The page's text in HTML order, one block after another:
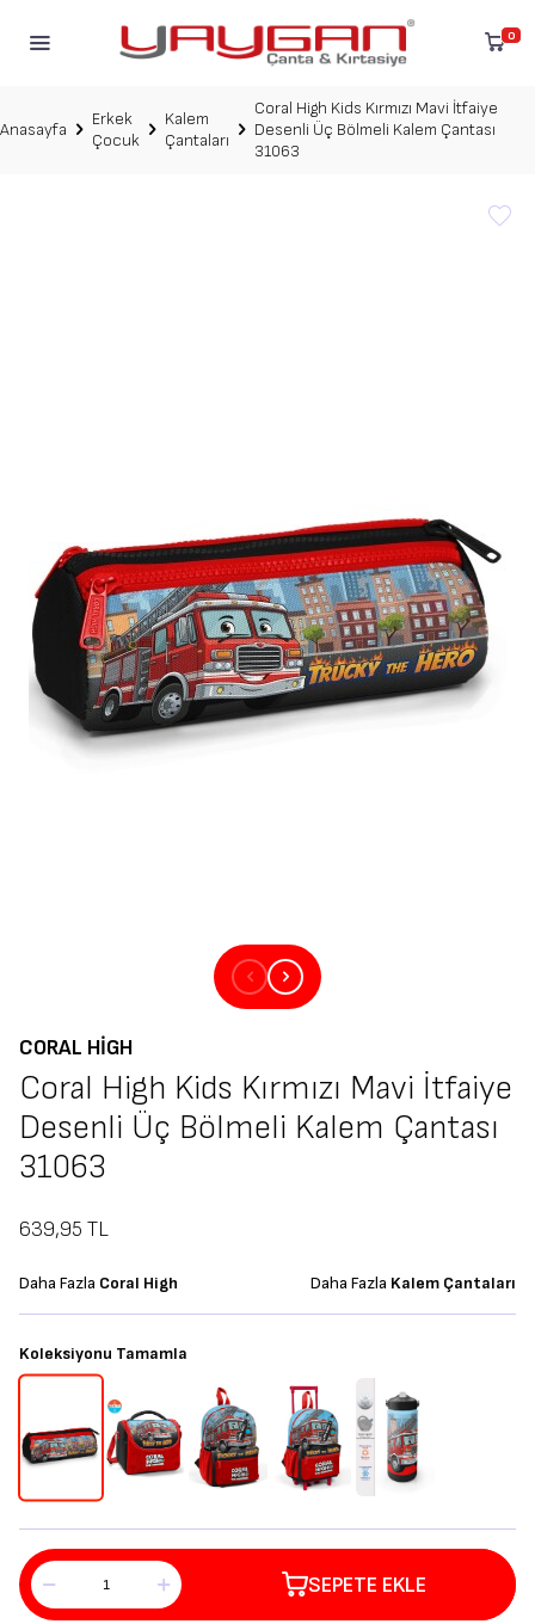
0
Anasayfa
Erkek
Çocuk
Kalem
Çantaları
Coral High Kids Kırmızı Mavi İtfaiye
Desenli Üç Bölmeli Kalem Çantası
31063
CORAL HIGH
Coral High Kids Kırmızı Mavi İtfaiye
Desenli Üç Bölmeli Kalem Çantası
31063
639,95 TL
Daha Fazla Coral High Daha Fazla Kalem Çantaları
Koleksiyonu Tamamla
SEPETE EKLE